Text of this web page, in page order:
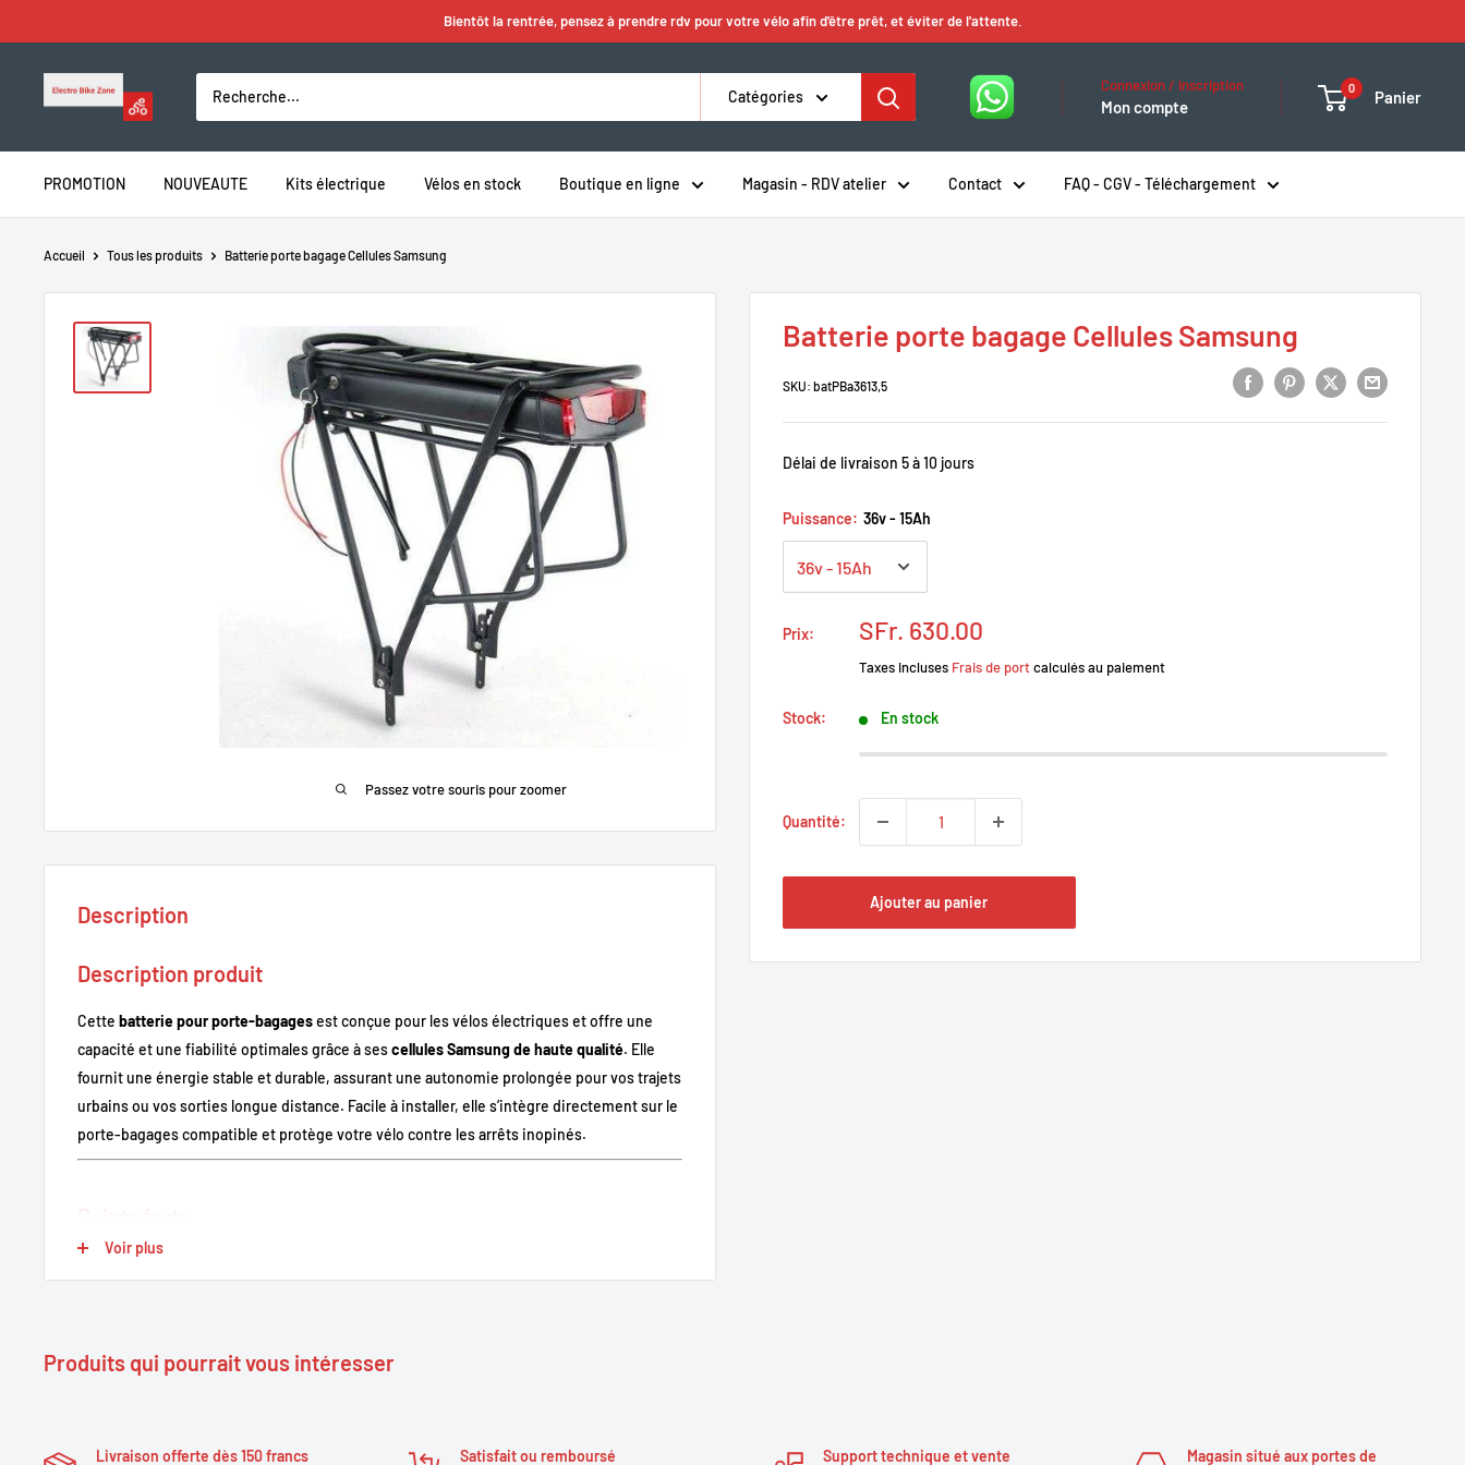
au
contenu
Bientôt la rentrée, pensez à prendre rdv pour votre vélo afin d'être prêt, et éviter de l'attente.
Electro
Catégories
Connexion / Inscription
Mon compte
0 Panier
PROMOTION NOUVEAUTE Kits électrique Vélos en stock Boutique en ligne Magasin - RDV atelier Contact FAQ - CGV - Téléchargement
Accueil Tous les produits Batterie porte bagage Cellules Samsung
Passez votre souris pour zoomer
Batterie porte bagage Cellules Samsung
SKU: batPBa3613,5
Délai de livraison 5 à 10 jours
Puissance: 36v - 15Ah
Prix:
Prix
SFr. 630.00
Taxes incluses Frais de portcalculés au paiement
Stock: En stock
Quantité:
Ajouter au panier
Description
Description produit
Cette batterie pour porte-bagagesest conçue pour les vélos électriques et offre une
capacité et une fiabilité optimales grâce à sescellules Samsung de haute qualité. Elle
fournit une énergie stable et durable, assurant une autonomie prolongée pour vos trajets
urbains ou vos sorties longue distance. Facile à installer, elle s’intègre directement sur le
porte-bagages compatible et protège votre vélo contre les arrêts inopinés.
courts-circuits.
bagages.
Voir plus
Produits qui pourrait vous intéresser
Livraison offerte dès 150 francs
Satisfait ou remboursé
Support technique et vente
Magasin situé aux portes de